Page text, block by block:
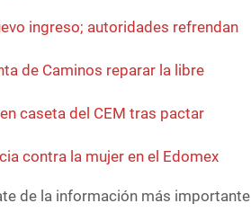
ingreso; autoridades refrendan
de Caminos reparar la libre
caseta del CEM tras pactar
contra la mujer en el Edomex
de la información más importante